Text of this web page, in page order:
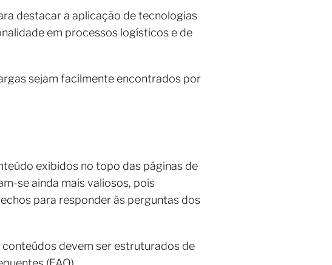
destacar a aplicação de tecnologias
em processos logísticos e de
sejam facilmente encontrados por
exibidos no topo das páginas de
se ainda mais valiosos, pois
para responder às perguntas dos
devem ser estruturados de